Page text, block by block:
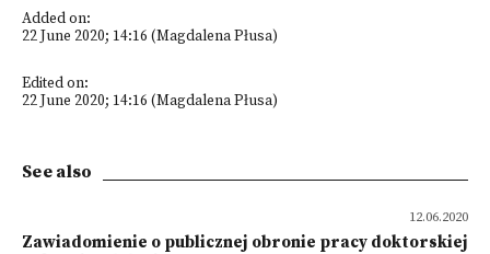
Added on:
22 June 2020; 14:16 (Magdalena Płusa)
Edited on:
22 June 2020; 14:16 (Magdalena Płusa)
See also
12.06.2020
Zawiadomienie o publicznej obronie pracy doktorskiej